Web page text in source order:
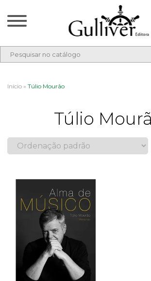
Início » Túlio Mourão
Túlio